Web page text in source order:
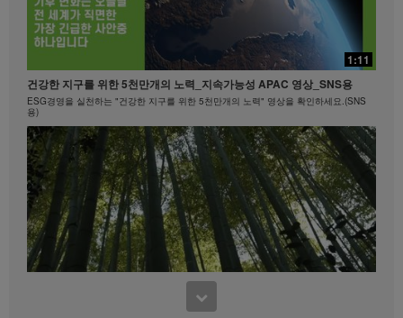
20:24
빠를수록 좋은!
빠를수록 좋은! #뉴런뉴트리션 #비타민B
0:45
Formula 1 Story #4 나이에 상관없이 언제 어디서나 | 건강한 라이프스타
15:40
마크 코로넬과 함께하는 에너지아 운동 #1
히프, 엉덩이
1:11
건강한 지구를 위한 5천만개의 노력_지속가능성 APAC 영상_SNS용
ESG경영을 실천하는 "건강한 지구를 위한 5천만개의 노력" 영상을 확인하세요.(SNS
용)